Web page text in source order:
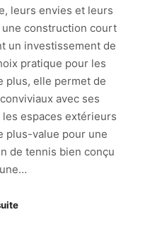
leurs envies et leurs
construction court
un investissement de
pratique pour les
plus, elle permet de
avec ses
espaces extérieurs
plus-value pour une
de tennis bien conçu